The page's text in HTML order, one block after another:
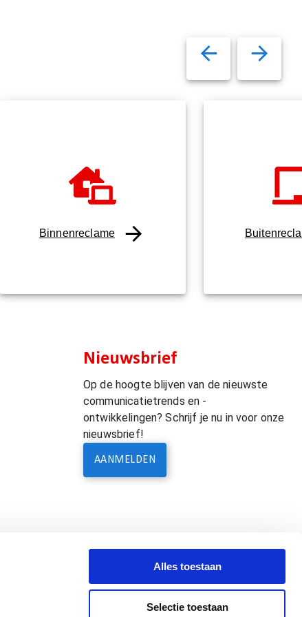
Alles toestaan
Selectie toestaan
Binnenreclame
Nieuwsbrief
Op de hoogte blijven van de nieuwste
communicatietrends en -
ontwikkelingen? Schrijf je nu in voor onze
nieuwsbrief!
AANMELDEN